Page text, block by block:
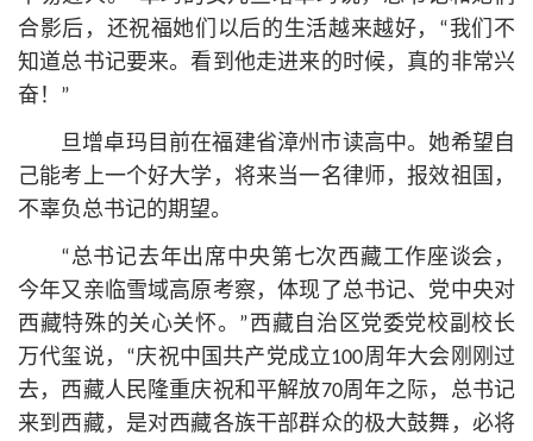
合影后，还祝福她们以后的生活越来越好，“我们不
知道总书记要来。看到他走进来的时候，真的非常兴
奋！”
旦增卓玛目前在福建省漳州市读高中。她希望自
己能考上一个好大学，将来当一名律师，报效祖国，
不辜负总书记的期望。
“总书记去年出席中央第七次西藏工作座谈会，
今年又亲临雪域高原考察，体现了总书记、党中央对
西藏特殊的关心关怀。”西藏自治区党委党校副校长
万代玺说，“庆祝中国共产党成立100周年大会刚刚过
去，西藏人民隆重庆祝和平解放70周年之际，总书记
来到西藏，是对西藏各族干部群众的极大鼓舞，必将